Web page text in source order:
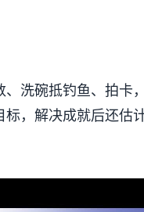
洗碗抵钓鱼、拍卡
，解决成就后还估